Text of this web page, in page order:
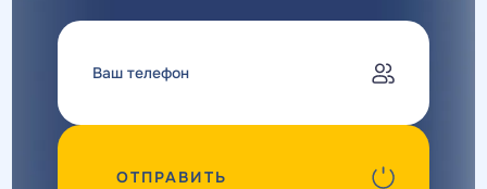
ОТПРАВИТЬ